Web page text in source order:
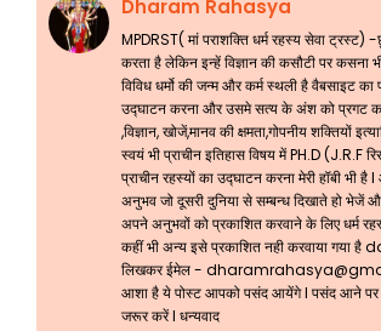
Dharam Rahasya
MPDRST( मां पराशक्ति धर्म रहस्य सेवा ट्रस्ट)
करता है लेकिन इन्हें विज्ञान की कसौटी पर कसना
विविध धर्मो की जन्म और कर्म स्थली है वैबसाइट का
उद्घाटन करना और उसमे सत्य के अंश को प्रगट
,विज्ञान, खोजें,मानव की क्षमता,गोपनीय शक्तियों
स्वयं भी प्राचीन इतिहास विषय में PH.D (J.R.F
प्राचीन रहस्यों का उद्घाटन करना मेरी हॉबी भी
अनुभव जो दूसरी दुनिया से सम्बन्ध दिखाते हो भेजें
अपने अनुभवों को प्रकाशित करवाने के लिए धर्म
कहीं भी अन्य इसे प्रकाशित नही करवाया गया
लिखकर ईमेल -
आशा है ये पोस्ट आपको पसंद आयेंगे l पसंद आने पर
जरूर करें l धन्यवाद